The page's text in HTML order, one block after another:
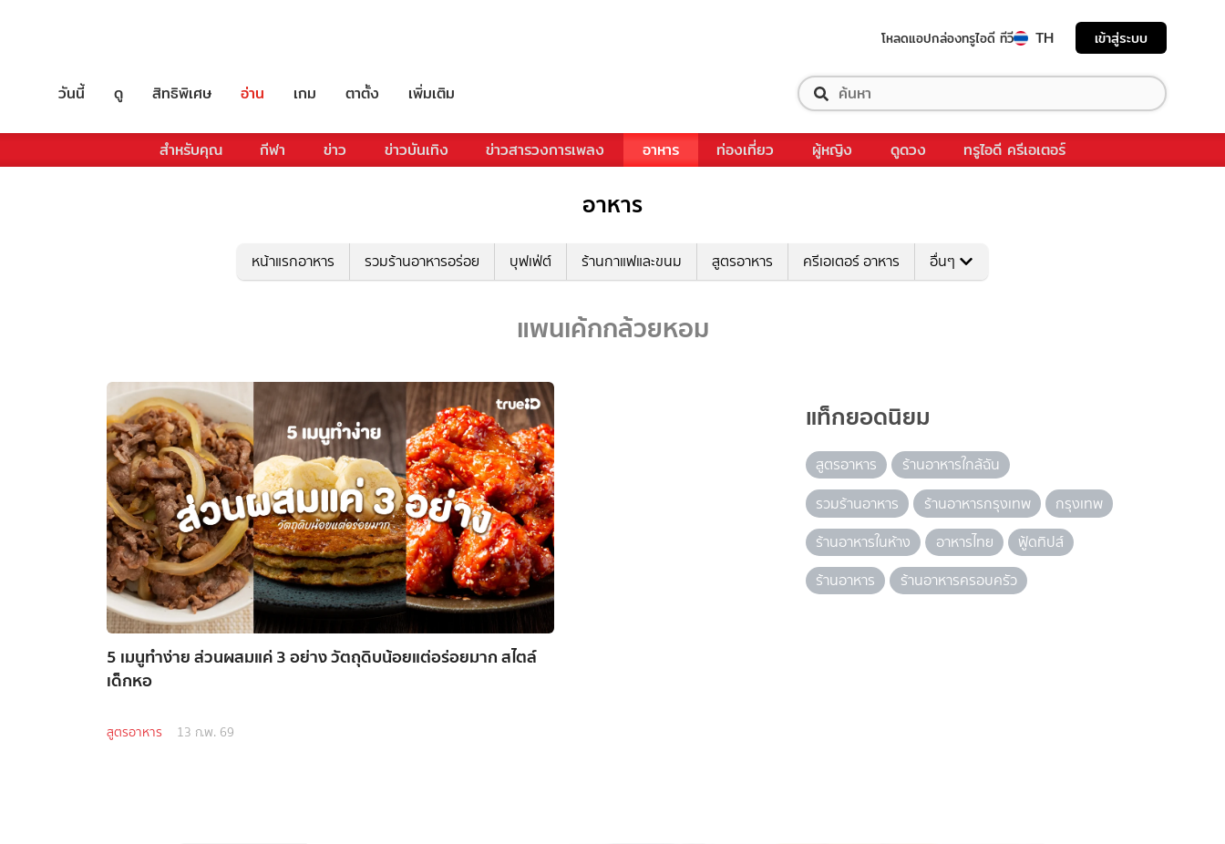
โหลดแอปกล่องทรูไอดี ทีวี TH เข้าสู่ระบบ
วันนี้ ดู สิทธิพิเศษ อ่าน เกม ตาตั้ง เพิ่มเติม
สำหรับคุณ กีฬา ข่าว ข่าวบันเทิง ข่าวสารวงการเพลง อาหาร ท่องเที่ยว ผู้หญิง ดูดวง ทรูไอดี ครีเอเตอร์
อาหาร
หน้าแรกอาหาร รวมร้านอาหารอร่อย บุฟเฟ่ต์ ร้านกาแฟและขนม สูตรอาหาร ครีเอเตอร์ อาหาร อื่นๆ
แพนเค้กกล้วยหอม
5 เมนูทำง่าย ส่วนผสมแค่ 3 อย่าง วัตถุดิบน้อยแต่อร่อยมาก สไตล์
เด็กหอ
สูตรอาหาร 13 ก.พ. 69
แท็กยอดนิยม
สูตรอาหาร
ร้านอาหารใกล้ฉัน
รวมร้านอาหาร
ร้านอาหารกรุงเทพ
กรุงเทพ
ร้านอาหารในห้าง
อาหารไทย
ฟู้ดทิปส์
ร้านอาหาร
ร้านอาหารครอบครัว